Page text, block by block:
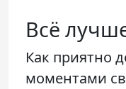
Всё
Как приятно
моментами